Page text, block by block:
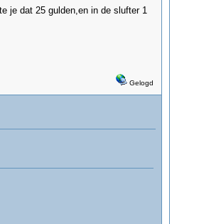
je dat 25 gulden,en in de slufter 1
Gelogd